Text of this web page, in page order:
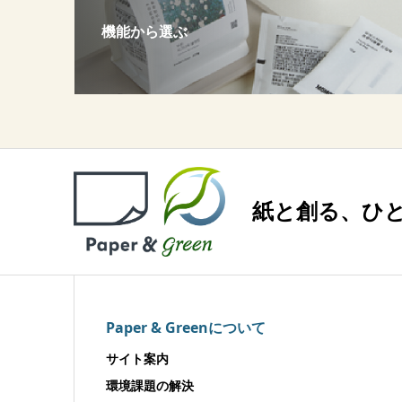
機能から選ぶ
紙と創る、ひ
Paper & Greenについて
サイト案内
環境課題の解決